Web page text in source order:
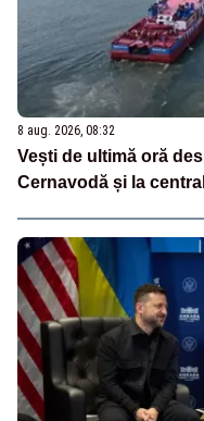
8 aug. 2026, 08:32
Vești de ultimă oră
Cernavodă și la